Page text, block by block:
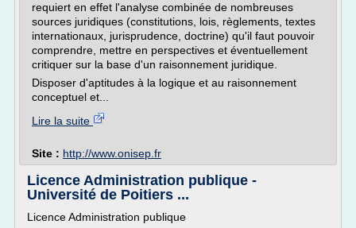
requiert en effet l'analyse combinée de nombreuses
sources juridiques (constitutions, lois, règlements, textes
internationaux, jurisprudence, doctrine) qu'il faut pouvoir
comprendre, mettre en perspectives et éventuellement
critiquer sur la base d'un raisonnement juridique.
Disposer d'aptitudes à la logique et au raisonnement
conceptuel et...
Lire la suite
Site : http://www.onisep.fr
Licence Administration publique -
Université de Poitiers ...
Licence Administration publique